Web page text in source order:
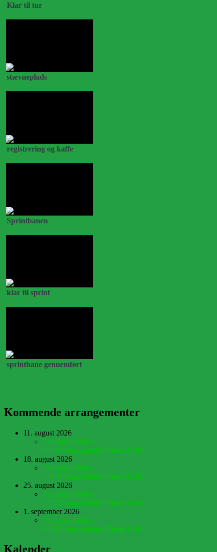
Klar til tur
stævneplads
registrering og kaffe
Sprintbanen
klar til sprint
sprintbane gennemført
Kommende arrangementer
11. august 2026
Tirsdagsklubben
9:30TirsdagsklubbenTime: 9:30
18. august 2026
Tirsdagsklubben
9:30TirsdagsklubbenTime: 9:30
25. august 2026
Tirsdagsklubben
9:30TirsdagsklubbenTime: 9:30
1. september 2026
Tirsdagsklubben
9:30TirsdagsklubbenTime: 9:30
Kalender